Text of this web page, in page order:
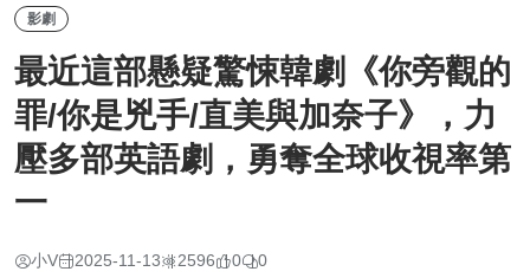
影劇
最近這部懸疑驚悚韓劇《你旁觀的
罪/你是兇手/直美與加奈子》，力
壓多部英語劇，勇奪全球收視率第
一
小V 2025-11-13 2596 0 0